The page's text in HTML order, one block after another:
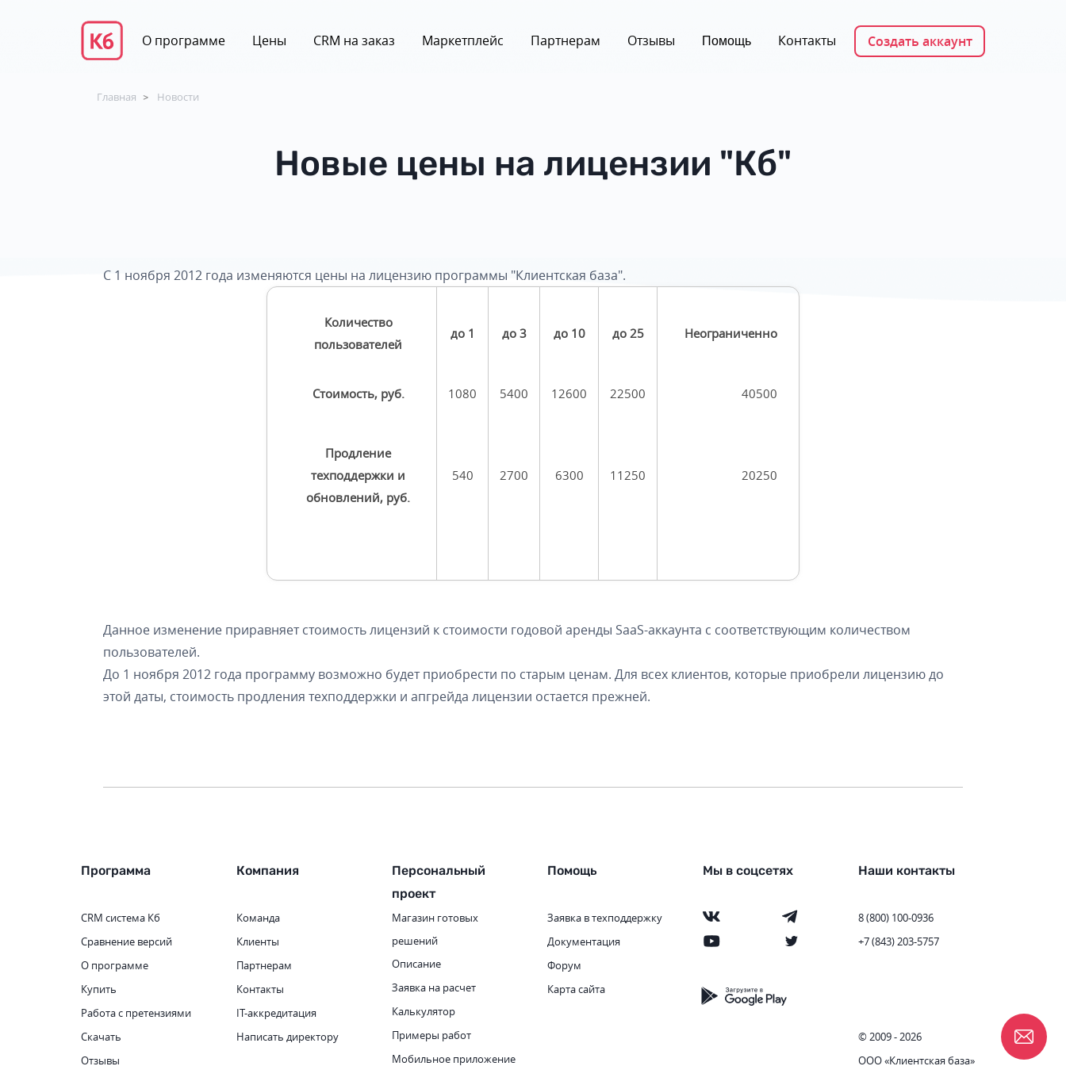
О программе Цены CRM на заказ Маркетплейс Партнерам Отзывы Помощь Контакты Создать аккаунт
Главная > Новости
Новые цены на лицензии "Кб"
С 1 ноября 2012 года изменяются цены на лицензию программы "Клиентская база".
Количество
пользователей
до 1 до 3 до 10 до 25 Неограниченно
Стоимость, руб. 1080 5400 12600 22500 40500
Продление
техподдержки и
обновлений, руб.
540 2700 6300 11250 20250
Данное изменение приравняет стоимость лицензий к стоимости годовой аренды SaaS-аккаунта с соответствующим количеством
пользователей.
До 1 ноября 2012 года программу возможно будет приобрести по старым ценам. Для всех клиентов, которые приобрели лицензию до
этой даты, стоимость продления техподдержки и апгрейда лицензии остается прежней.
Программа
CRM система Кб
Сравнение версий
О программе
Купить
Работа с претензиями
Скачать
Отзывы
Компания
Команда
Клиенты
Партнерам
Контакты
IT-аккредитация
Написать директору
Персональный
проект
Магазин готовых
решений
Описание
Заявка на расчет
Калькулятор
Примеры работ
Мобильное приложение
Помощь
Заявка в техподдержку
Документация
Форум
Карта сайта
Мы в соцсетях Наши контакты
8 (800) 100-0936
+7 (843) 203-5757
© 2009 - 2026
ООО «Клиентская база»